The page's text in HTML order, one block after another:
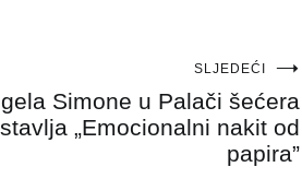
SLJEDEĆI
Simone u Palači šećera
„Emocionalni nakit od
papira”